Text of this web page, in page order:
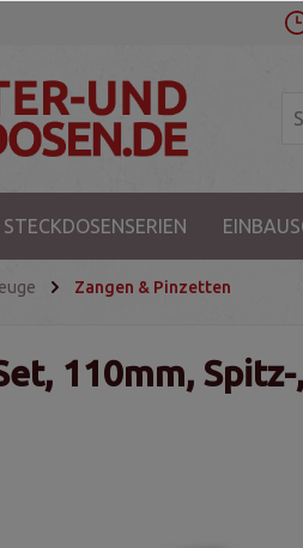
Zangen & Pinzetten
110mm,